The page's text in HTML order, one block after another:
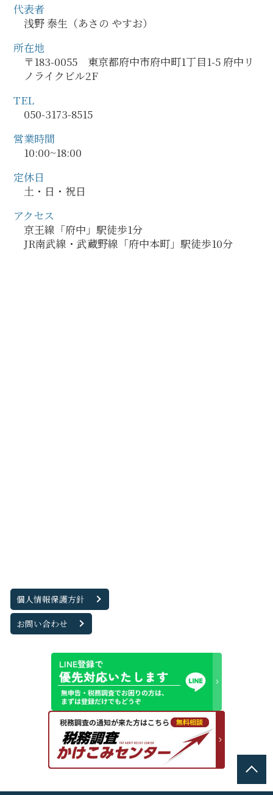
代表者
浅野 泰生（あさの やすお）
所在地
〒183-0055 東京都府中市府中町1丁目1-5 府中リ
ノライクビル2F
TEL
050-3173-8515
営業時間
10:00~18:00
定休日
土・日・祝日
アクセス
京王線「府中」駅徒歩1分
JR南武線・武蔵野線「府中本町」駅徒歩10分
個人情報保護方針
お問い合わせ